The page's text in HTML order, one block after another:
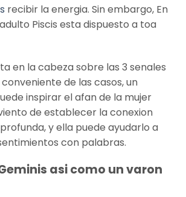
recibir la energia. Sin embargo, En
Piscis esta dispuesto a toa
en la cabeza sobre las 3 senales
de las casos, un
inspirar el afan de la mujer
de establecer la conexion
y ella puede ayudarlo a
con palabras.
asi­ como un varon